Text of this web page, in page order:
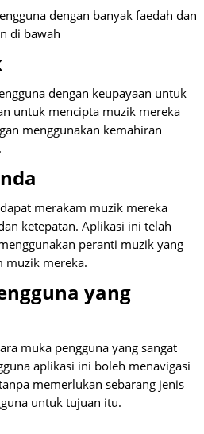
dengan banyak faedah dan
di bawah
dengan keupayaan untuk
untuk mencipta muzik mereka
menggunakan kemahiran
merakam muzik mereka
ketepatan. Aplikasi ini telah
peranti muzik yang
muzik mereka.
yang
muka pengguna yang sangat
aplikasi ini boleh menavigasi
memerlukan sebarang jenis
untuk tujuan itu.